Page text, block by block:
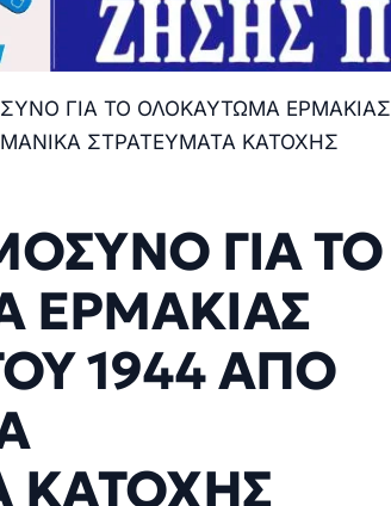
ΓΙΑ ΤΟ ΟΛΟΚΑΥΤΩΜΑ ΕΡΜΑΚΙΑΣ
ΣΤΡΑΤΕΥΜΑΤΑ ΚΑΤΟΧΗΣ
ΓΙΑ ΤΟ
ΕΡΜΑΚΙΑΣ
1944 ΑΠΟ
ΚΑΤΟΧΗΣ